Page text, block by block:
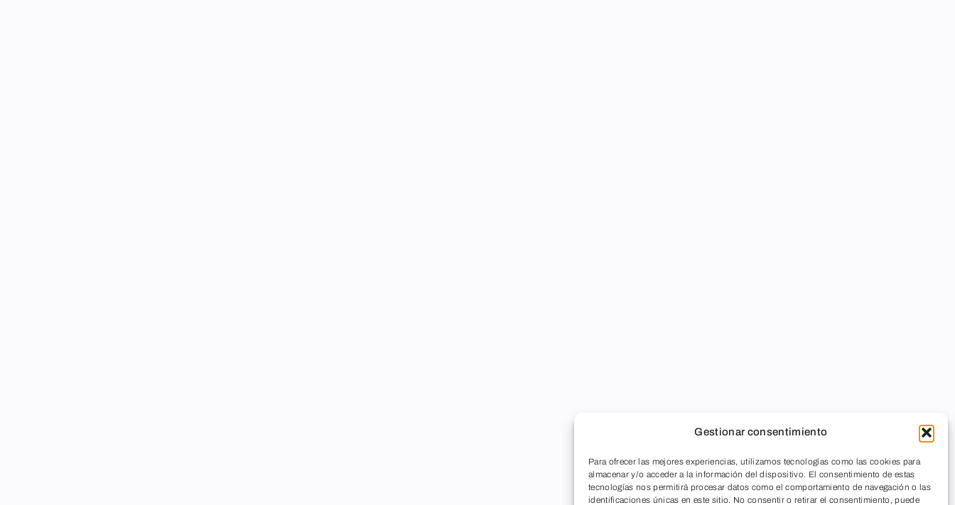
Gestionar consentimiento
Para ofrecer las mejores experiencias, utilizamos tecnologías como las cookies para
almacenar y/o acceder a la información del dispositivo. El consentimiento de estas
tecnologías nos permitirá procesar datos como el comportamiento de navegación o las
identificaciones únicas en este sitio. No consentir o retirar el consentimiento, puede